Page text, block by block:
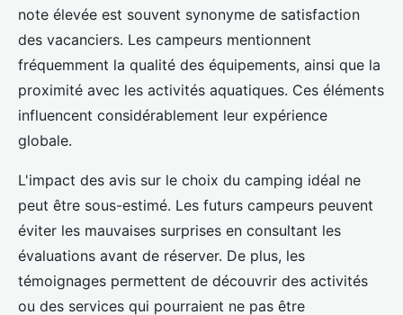
note élevée est souvent synonyme de satisfaction
des vacanciers. Les campeurs mentionnent
fréquemment la qualité des équipements, ainsi que la
proximité avec les activités aquatiques. Ces éléments
influencent considérablement leur expérience
globale.
L'impact des avis sur le choix du camping idéal ne
peut être sous-estimé. Les futurs campeurs peuvent
éviter les mauvaises surprises en consultant les
évaluations avant de réserver. De plus, les
témoignages permettent de découvrir des activités
ou des services qui pourraient ne pas être